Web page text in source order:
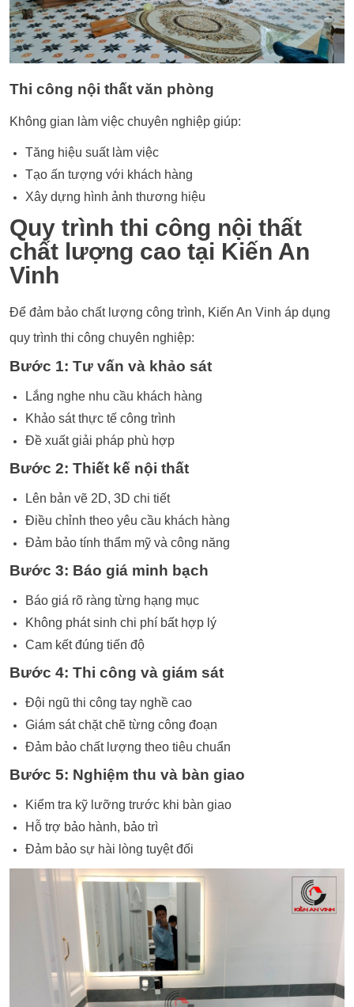
Thi công nội thất văn phòng
Không gian làm việc chuyên nghiệp giúp:
Tăng hiệu suất làm việc
Tạo ấn tượng với khách hàng
Xây dựng hình ảnh thương hiệu
Quy trình thi công nội thất
chất lượng cao tại Kiến An
Vinh
Để đảm bảo chất lượng công trình, Kiến An Vinh áp dụng
quy trình thi công chuyên nghiệp:
Bước 1: Tư vấn và khảo sát
Lắng nghe nhu cầu khách hàng
Khảo sát thực tế công trình
Đề xuất giải pháp phù hợp
Bước 2: Thiết kế nội thất
Lên bản vẽ 2D, 3D chi tiết
Điều chỉnh theo yêu cầu khách hàng
Đảm bảo tính thẩm mỹ và công năng
Bước 3: Báo giá minh bạch
Báo giá rõ ràng từng hạng mục
Không phát sinh chi phí bất hợp lý
Cam kết đúng tiến độ
Bước 4: Thi công và giám sát
Đội ngũ thi công tay nghề cao
Giám sát chặt chẽ từng công đoạn
Đảm bảo chất lượng theo tiêu chuẩn
Bước 5: Nghiệm thu và bàn giao
Kiểm tra kỹ lưỡng trước khi bàn giao
Hỗ trợ bảo hành, bảo trì
Đảm bảo sự hài lòng tuyệt đối